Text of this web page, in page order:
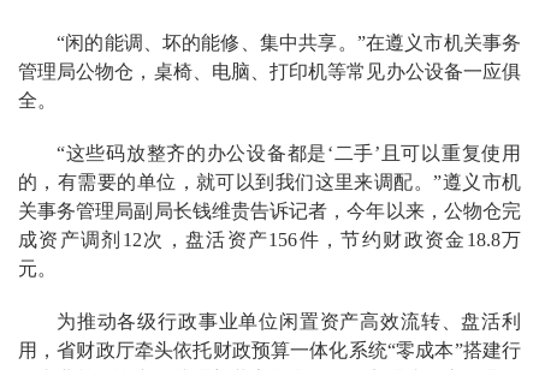
“闲的能调、坏的能修、集中共享。”在遵义市机关事务
管理局公物仓，桌椅、电脑、打印机等常见办公设备一应俱
全。
“这些码放整齐的办公设备都是‘二手’且可以重复使用
的，有需要的单位，就可以到我们这里来调配。”遵义市机
关事务管理局副局长钱维贵告诉记者，今年以来，公物仓完
成资产调剂12次，盘活资产156件，节约财政资金18.8万
元。
为推动各级行政事业单位闲置资产高效流转、盘活利
用，省财政厅牵头依托财政预算一体化系统“零成本”搭建行